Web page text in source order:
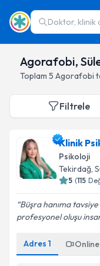
Doktor, klinik
Agorafobi,
Toplam 5 Agorafobi
Filtrele
Klinik
Psikoloji
Tekirdağ,
5 (115
Büşra hanıma tavsiye
profesyonel oluşu
Adres 1